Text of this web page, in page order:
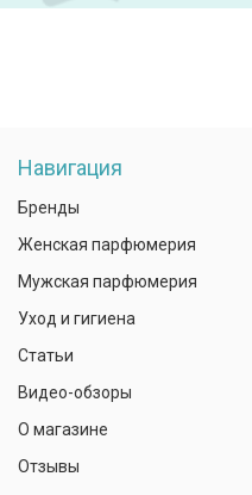
Навигация
Бренды
Женская парфюмерия
Мужская парфюмерия
Уход и гигиена
Статьи
Видео-обзоры
О магазине
Отзывы